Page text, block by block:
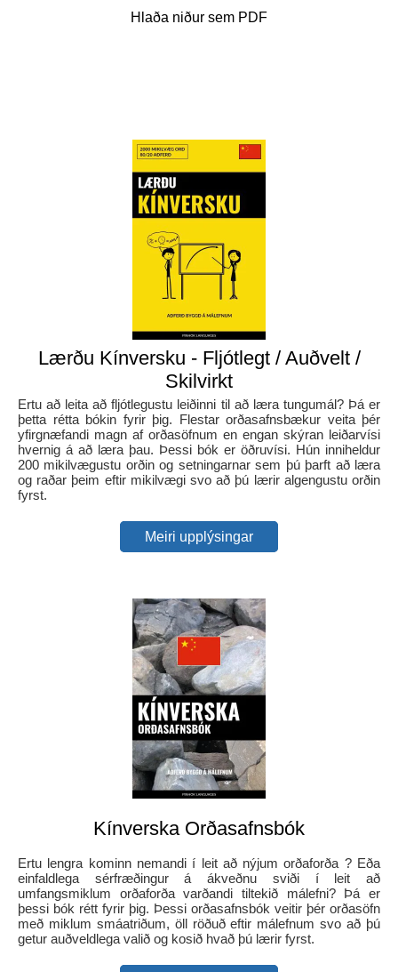
Hlaða niður sem PDF
Lærðu Kínversku - Fljótlegt / Auðvelt /
Skilvirkt
Ertu að leita að fljótlegustu leiðinni til að læra tungumál? Þá er
þetta rétta bókin fyrir þig. Flestar orðasafnsbækur veita þér
yfirgnæfandi magn af orðasöfnum en engan skýran leiðarvísi
hvernig á að læra þau. Þessi bók er öðruvísi. Hún inniheldur
200 mikilvægustu orðin og setningarnar sem þú þarft að læra
og raðar þeim eftir mikilvægi svo að þú lærir algengustu orðin
fyrst.
Meiri upplýsingar
Kínverska Orðasafnsbók
Ertu lengra kominn nemandi í leit að nýjum orðaforða ? Eða
einfaldlega sérfræðingur á ákveðnu sviði í leit að
umfangsmiklum orðaforða varðandi tiltekið málefni? Þá er
þessi bók rétt fyrir þig. Þessi orðasafnsbók veitir þér orðasöfn
með miklum smáatriðum, öll röðuð eftir málefnum svo að þú
getur auðveldlega valið og kosið hvað þú lærir fyrst.